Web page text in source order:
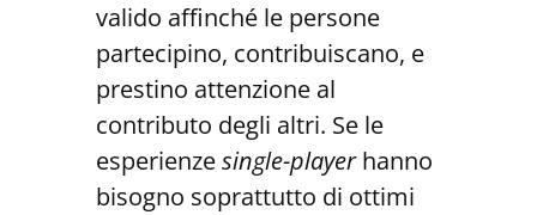
valido affinché le persone
partecipino, contribuiscano, e
prestino attenzione al
contributo degli altri. Se le
esperienzesingle-playerhanno
bisogno soprattutto di ottimi